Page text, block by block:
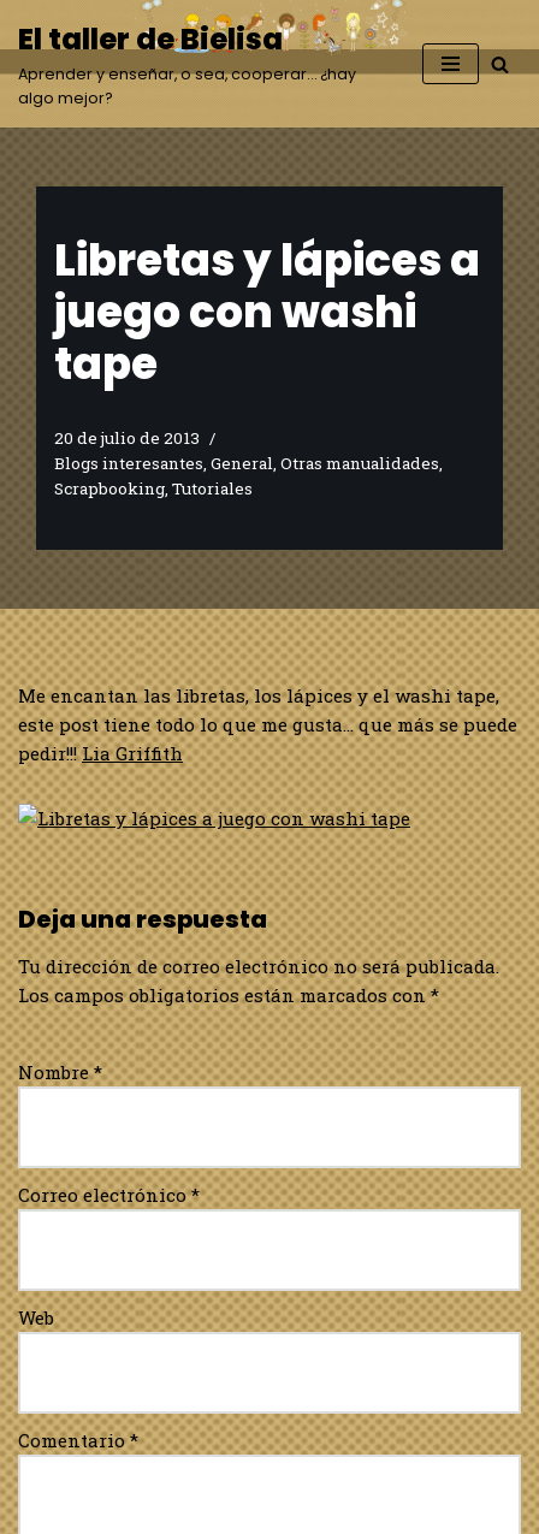
Saltar
al
contenido
El taller de Bielisa
Aprender y enseñar, o sea, cooperar… ¿hay
algo mejor?
Libretas y lápices a
juego con washi
tape
20 de julio de 2013
Blogs interesantes, General, Otras manualidades,
Scrapbooking, Tutoriales
Me encantan las libretas, los lápices y el washi tape,
este post tiene todo lo que me gusta… que más se puede
pedir!!!Lia Griffith
Deja una respuesta
Tu dirección de correo electrónico no será publicada.
Los campos obligatorios están marcados con*
Nombre*
Correo electrónico*
Web
Comentario*